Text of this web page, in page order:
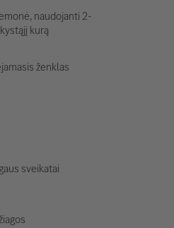
naudojanti 2-
kurą
ženklas
sveikatai